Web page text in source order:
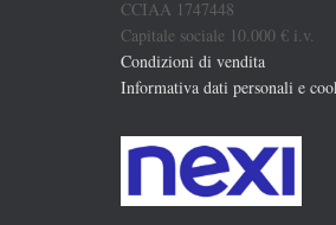
CCIAA 1747448
Capitale sociale 10.000 € i.v.
Condizioni di vendita
Informativa dati personali e